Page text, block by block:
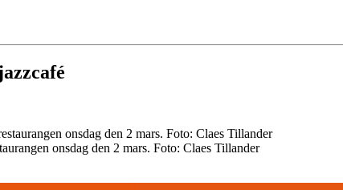
onsdag den 2 mars. Foto: Claes Tillander